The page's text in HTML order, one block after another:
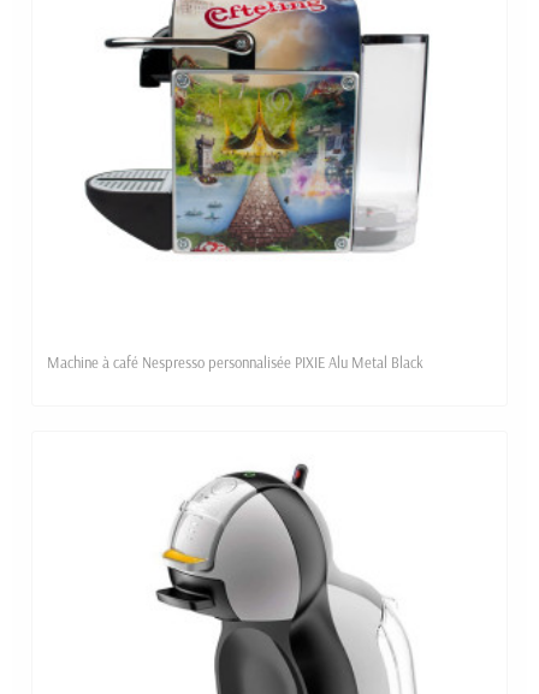
Machine à café Nespresso personnalisée PIXIE Alu Metal Black